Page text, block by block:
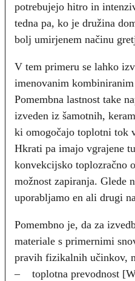
potrebujejo hitro in
tedna pa, ko je družina
bolj umirjenem načinu
V tem primeru se lahko
imenovanim
Pomembna lastnost take
izveden iz šamotnih,
ki omogočajo toplotni tok
Hkrati pa imajo vgrajene
konvekcijsko toplozračno
možnost zapiranja. Glede
uporabljamo en ali drugi
Pomembno je, da za
materiale s primernimi
pravih fizikalnih učinkov,
– toplotna prevodnost